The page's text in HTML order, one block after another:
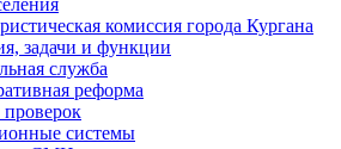
комиссия города Кургана
задачи и функции
служба
реформа
проверок
системы